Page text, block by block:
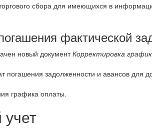
сбора для имеющихся в
фактической
новый документКорректировка
погашения задолженности и авансов для
графика оплаты.